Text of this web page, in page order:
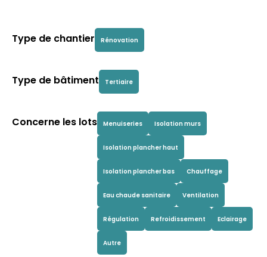
Type de chantier Rénovation
Type de bâtiment Tertiaire
Concerne les lots Menuiseries Isolation murs
Isolation plancher haut
Isolation plancher bas Chauffage
Eau chaude sanitaire Ventilation
Régulation Refroidissement Eclairage
Autre